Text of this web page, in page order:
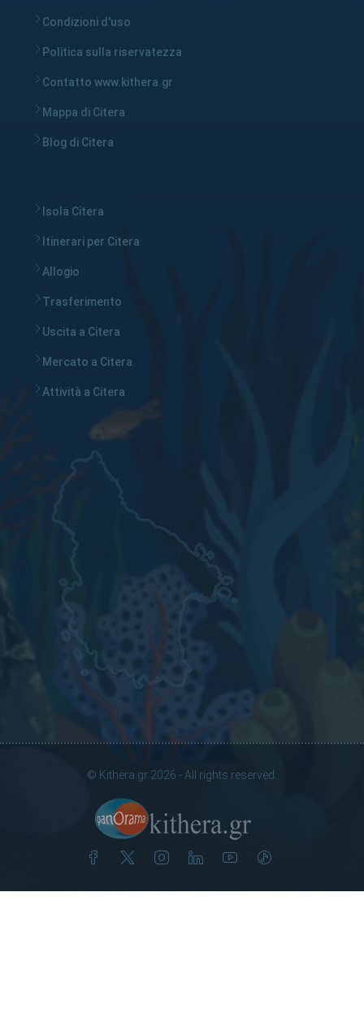
Condizioni d'uso
Politica sulla riservatezza
Contatto www.kithera.gr
Mappa di Citera
Blog di Citera
Isola Citera
Itinerari per Citera
Allogio
Trasferimento
Uscita a Citera
Mercato a Citera
Attività a Citera
© Kithera.gr 2026 - All rights reserved.